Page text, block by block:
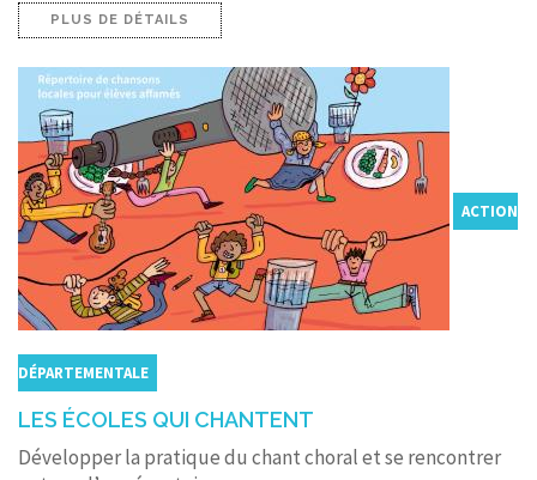
PLUS DE DÉTAILS
ACTION
DÉPARTEMENTALE
LES ÉCOLES QUI CHANTENT
Développer la pratique du chant choral et se rencontrer